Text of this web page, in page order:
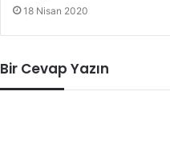
18 Nisan 2020
Bir Cevap Yazın